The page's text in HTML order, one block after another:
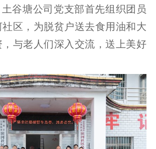
谷塘公司党支部首先组织团员
区，为脱贫户送去食用油和大
与老人们深入交流，送上美好